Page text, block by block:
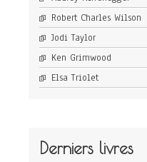
Robert Charles Wilson
Jodi Taylor
Ken Grimwood
Elsa Triolet
Derniers livres